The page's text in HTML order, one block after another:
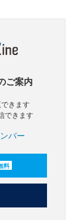
ご案内
きます
できます
バー
料